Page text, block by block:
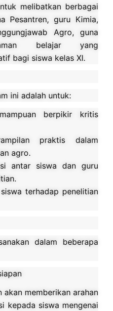
melibatkan berbagai
Pesantren, guru Kimia,
Agro, guna
belajar yang
bagi siswa kelas XI.
ini adalah untuk:
berpikir kritis
praktis dalam
agro.
antar siswa dan guru
terhadap penelitian
dalam beberapa
akan memberikan arahan
kepada siswa mengenai